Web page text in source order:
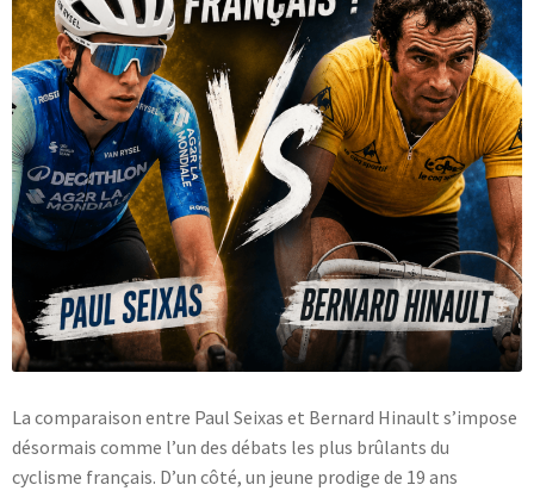
La comparaison entre Paul Seixas et Bernard Hinault s’impose
désormais comme l’un des débats les plus brûlants du
cyclisme français. D’un côté, un jeune prodige de 19 ans